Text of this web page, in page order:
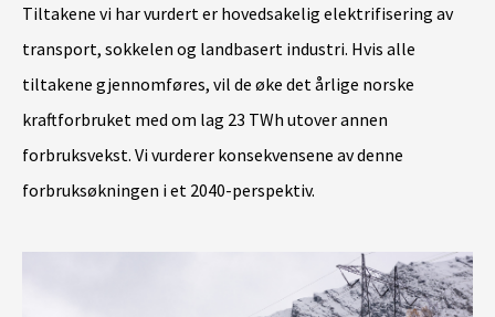
Tiltakene vi har vurdert er hovedsakelig elektrifisering av
transport, sokkelen og landbasert industri. Hvis alle
tiltakene gjennomføres, vil de øke det årlige norske
kraftforbruket med om lag 23 TWh utover annen
forbruksvekst. Vi vurderer konsekvensene av denne
forbruksøkningen i et 2040-perspektiv.